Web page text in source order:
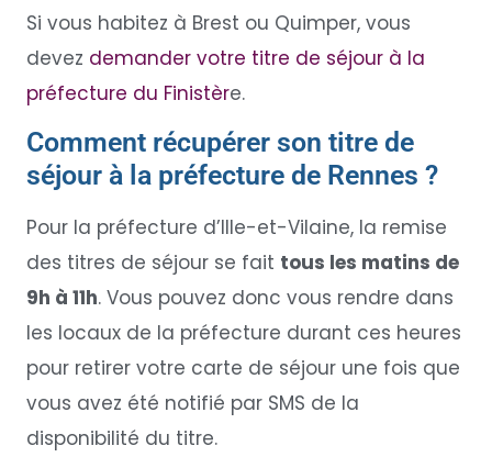
Si vous habitez à Brest ou Quimper, vous
devez demander votre titre de séjour à la
préfecture du Finistère.
Comment récupérer son titre de
séjour à la préfecture de Rennes ?
Pour la préfecture d’Ille-et-Vilaine, la remise
des titres de séjour se fait tous les matins de
9h à 11h. Vous pouvez donc vous rendre dans
les locaux de la préfecture durant ces heures
pour retirer votre carte de séjour une fois que
vous avez été notifié par SMS de la
disponibilité du titre.